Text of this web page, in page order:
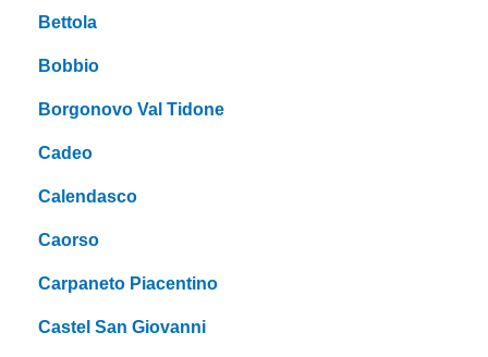
Bettola
Bobbio
Borgonovo Val Tidone
Cadeo
Calendasco
Caorso
Carpaneto Piacentino
Castel San Giovanni